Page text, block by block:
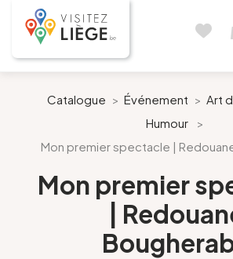
Préparer mon séjour
Catalogue > Événement > Art
Humour
>
Mon premier spectacle |
Mon premier
|